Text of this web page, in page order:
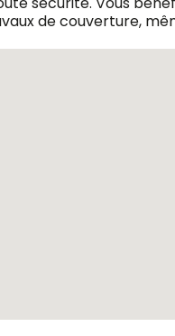
de couverture,